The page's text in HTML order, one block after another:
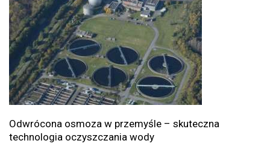
Odwrócona osmoza w przemyśle – skuteczna
technologia oczyszczania wody